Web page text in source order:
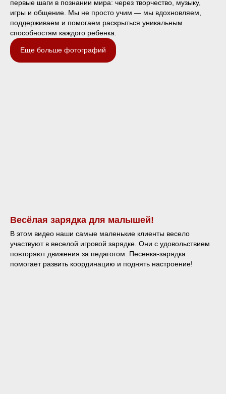
первые шаги в познании мира: через творчество, музыку,
игры и общение. Мы не просто учим — мы вдохновляем,
поддерживаем и помогаем раскрыться уникальным
способностям каждого ребенка.
Еще больше фотографий
Весёлая зарядка для малышей!
В этом видео наши самые маленькие клиенты весело
участвуют в веселой игровой зарядке. Они с удовольствием
повторяют движения за педагогом. Песенка-зарядка
помогает развить координацию и поднять настроение!